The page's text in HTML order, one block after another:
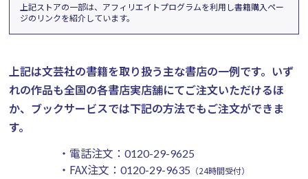
上記ストアの一部は、アフィリエイトプログラムを利用し書籍購入ペー
ジのリンクを紹介しています。
上記は文芸社の書籍を取り扱う主な書店の一例です。 いず
れの作品も全国の各書店実店舗にてご注文いただけるほ
か、ブックサービスでは下記の方法でもご注文ができま
す。
・電話注文： 0120-29-9625
・FAX注文： 0120-29-9635 （24時間受付）